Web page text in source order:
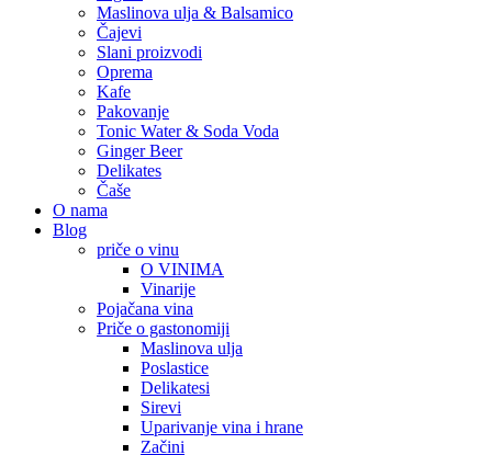
Maslinova ulja & Balsamico
Čajevi
Slani proizvodi
Oprema
Kafe
Pakovanje
Tonic Water & Soda Voda
Ginger Beer
Delikates
Čaše
O nama
Blog
priče o vinu
O VINIMA
Vinarije
Pojačana vina
Priče o gastonomiji
Maslinova ulja
Poslastice
Delikatesi
Sirevi
Uparivanje vina i hrane
Začini